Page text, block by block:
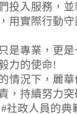
投入服務，
用實際行動
是專業，更
力的使命!
情況下，麗
，持續努力突
社政人員的典